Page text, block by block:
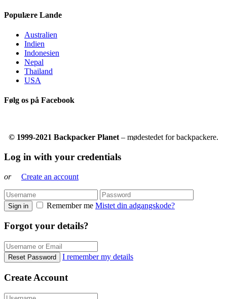
Populære Lande
Australien
Indien
Indonesien
Nepal
Thailand
USA
Følg os på Facebook
© 1999-2021 Backpacker Planet – mødestedet for backpackere.
Log in with your credentials
or Create an account
Sign in Remember me Mistet din adgangskode?
Forgot your details?
Reset Password I remember my details
Create Account